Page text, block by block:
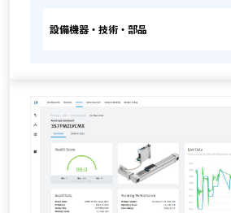
設備機器・技術・部品